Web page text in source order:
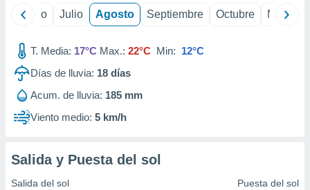
Junio Julio Agosto Septiembre Octubre
T. Media: 17°C Max.: 22°C Min: 12°C
Días de lluvia: 18 días
Acum. de lluvia: 185 mm
Viento medio: 5 km/h
Salida y Puesta del sol
Salida del sol Puesta del sol